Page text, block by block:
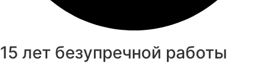
15 лет безупречной работы